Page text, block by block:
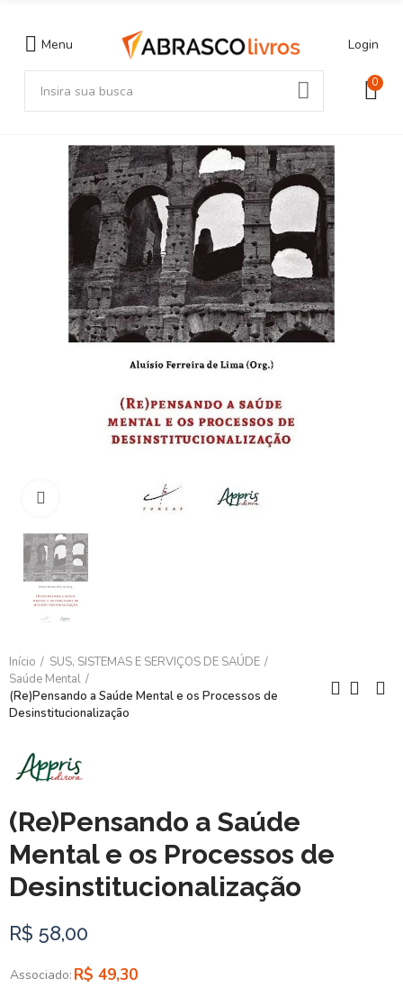
Menu Login
0
Clique para ampliar
Início
SUS, SISTEMAS E SERVIÇOS DE SAÚDE
Saúde Mental
(Re)Pensando a Saúde Mental e os Processos de
Desinstitucionalização
(Re)Pensando a Saúde
Mental e os Processos de
Desinstitucionalização
R$ 58,00
Associado: R$ 49,30